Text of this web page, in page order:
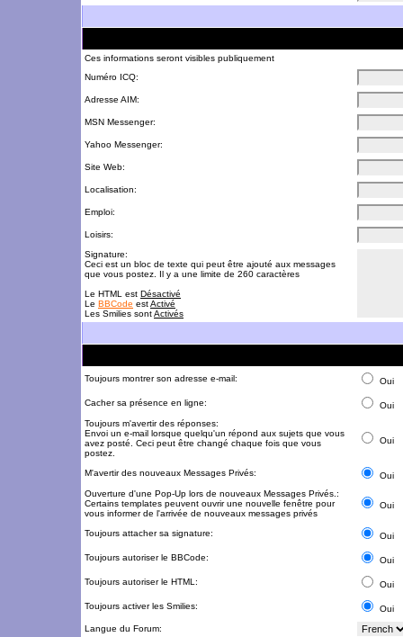
Ces informations seront visibles publiquement
Numéro ICQ:
Adresse AIM:
MSN Messenger:
Yahoo Messenger:
Site Web:
Localisation:
Emploi:
Loisirs:
Signature:
Ceci est un bloc de texte qui peut être ajouté aux messages
que vous postez. Il y a une limite de 260 caractères
Le HTML est Désactivé
Le BBCode estActivé
Les Smilies sontActivés
Toujours montrer son adresse e-mail: Oui
Cacher sa présence en ligne:
Oui
Toujours m'avertir des réponses:
Envoi un e-mail lorsque quelqu'un répond aux sujets que vous
avez posté. Ceci peut être changé chaque fois que vous
postez.
Oui
M'avertir des nouveaux Messages Privés:
Oui
Ouverture d'une Pop-Up lors de nouveaux Messages Privés.:
Certains templates peuvent ouvrir une nouvelle fenêtre pour
vous informer de l'arrivée de nouveaux messages privés
Oui
Toujours attacher sa signature: Oui
Toujours autoriser le BBCode: Oui
Toujours autoriser le HTML: Oui
Toujours activer les Smilies:
Oui
Langue du Forum: